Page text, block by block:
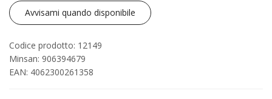
Avvisami quando disponibile
Codice prodotto: 12149
Minsan: 906394679
EAN: 4062300261358